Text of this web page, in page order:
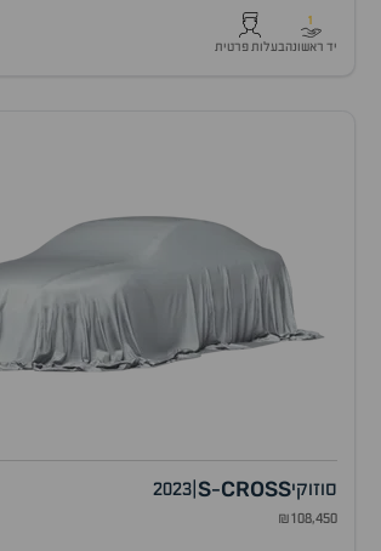
1
יד ראשונהבעלות פרטית
סוזוקי S-CROSS
2023
₪108,450